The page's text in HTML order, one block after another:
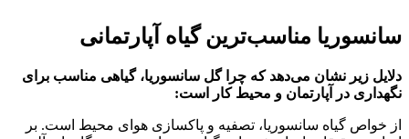
سانسوریا مناسب‌ترین گیاه آپارتمانی
دلایل زیر نشان می‌دهد که چرا گل سانسوریا، گیاهی مناسب برای
نگهداری در آپارتمان و محیط کار است:
از خواص گیاه سانسوریا، تصفیه و پاکسازی هوای محیط است. بر